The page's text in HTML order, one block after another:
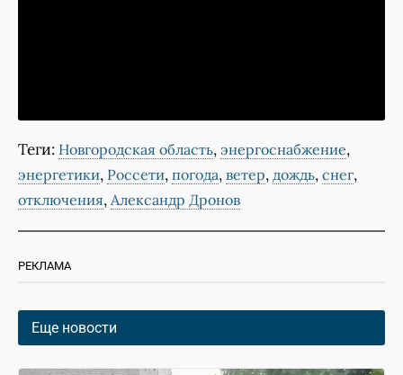
Теги: Новгородская область, энергоснабжение,
энергетики, Россети, погода, ветер, дождь, снег,
отключения, Александр Дронов
РЕКЛАМА
Еще новости